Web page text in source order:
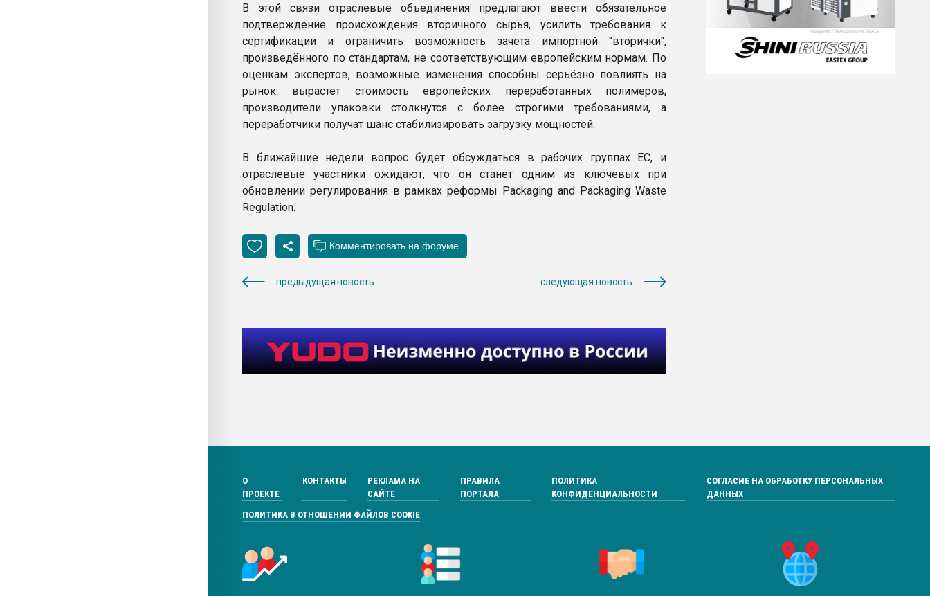
В этой связи отраслевые объединения предлагают ввести обязательное
подтверждение происхождения вторичного сырья, усилить требования к
сертификации и ограничить возможность зачёта импортной "вторички",
произведённого по стандартам, не соответствующим европейским нормам. По
оценкам экспертов, возможные изменения способны серьёзно повлиять на
рынок: вырастет стоимость европейских переработанных полимеров,
производители упаковки столкнутся с более строгими требованиями, а
переработчики получат шанс стабилизировать загрузку мощностей.
В ближайшие недели вопрос будет обсуждаться в рабочих группах ЕС, и
отраслевые участники ожидают, что он станет одним из ключевых при
обновлении регулирования в рамках реформы Packaging and Packaging Waste
Regulation.
предыдущая новость следующая новость
О
ПРОЕКТЕ
КОНТАКТЫ
РЕКЛАМА НА
САЙТЕ
ПРАВИЛА
ПОРТАЛА
ПОЛИТИКА
КОНФИДЕНЦИАЛЬНОСТИ
СОГЛАСИЕ НА ОБРАБОТКУ ПЕРСОНАЛЬНЫХ
ДАННЫХ
ПОЛИТИКА В ОТНОШЕНИИ ФАЙЛОВ COOKIE